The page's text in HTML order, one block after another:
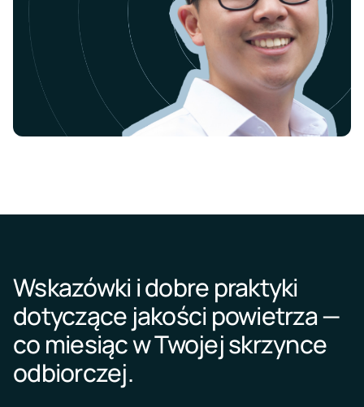
Wskazówki i dobre praktyki
dotyczące jakości powietrza —
co miesiąc w Twojej skrzynce
odbiorczej.